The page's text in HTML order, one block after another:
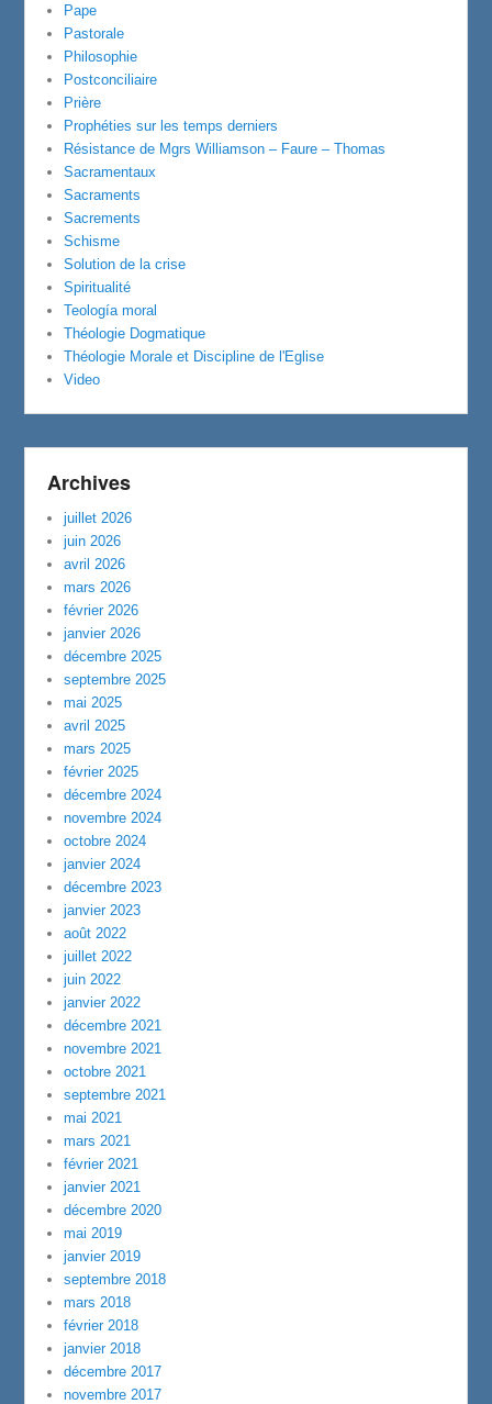
Pape
Pastorale
Philosophie
Postconciliaire
Prière
Prophéties sur les temps derniers
Résistance de Mgrs Williamson – Faure – Thomas
Sacramentaux
Sacraments
Sacrements
Schisme
Solution de la crise
Spiritualité
Teología moral
Théologie Dogmatique
Théologie Morale et Discipline de l'Eglise
Video
Archives
juillet 2026
juin 2026
avril 2026
mars 2026
février 2026
janvier 2026
décembre 2025
septembre 2025
mai 2025
avril 2025
mars 2025
février 2025
décembre 2024
novembre 2024
octobre 2024
janvier 2024
décembre 2023
janvier 2023
août 2022
juillet 2022
juin 2022
janvier 2022
décembre 2021
novembre 2021
octobre 2021
septembre 2021
mai 2021
mars 2021
février 2021
janvier 2021
décembre 2020
mai 2019
janvier 2019
septembre 2018
mars 2018
février 2018
janvier 2018
décembre 2017
novembre 2017